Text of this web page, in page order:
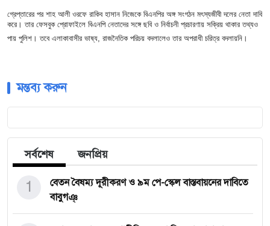
গ্রেপ্তারের পর শাহ আলী ওরফে রাকিব হাসান নিজেকে বিএনপির অঙ্গ সংগঠন মৎস্যজীবী দলের নেতা দাবি
করে। তার ফেসবুক প্রোফাইলে বিএনপি নেতাদের সঙ্গে ছবি ও নির্বাচনী প্রচারণায় সক্রিয় থাকার তথ্যও
পায় পুলিশ। তবে এলাকাবাসীর ভাষ্য, রাজনৈতিক পরিচয় বদলালেও তার অপরাধী চরিত্র বদলায়নি।
মন্তব্য করুন
সর্বশেষ জনপ্রিয়
বেতন বৈষম্য দূরীকরণ ও ৯ম পে-স্কেল বাস্তবায়নের দাবিতে
বাবুগঞ্
1